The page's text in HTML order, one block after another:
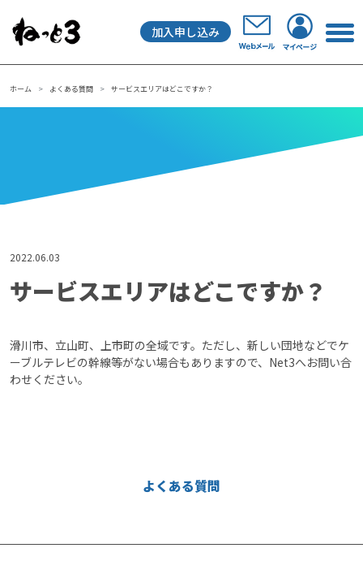
メインナビゲーション
加入申し込み
ホーム よくある質問 サービスエリアはどこですか？
2022.06.03
サービスエリアはどこですか？
滑川市、立山町、上市町の全域です。ただし、新しい団地などでケ
ーブルテレビの幹線等がない場合もありますので、Net3へお問い合
わせください。
よくある質問